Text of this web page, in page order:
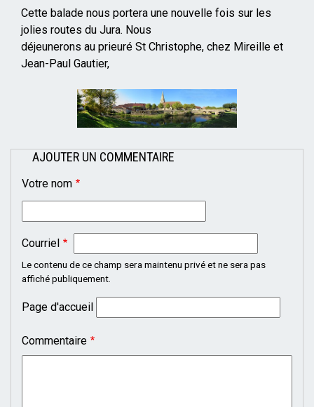
Mise
en
page
Cette balade nous portera une nouvelle fois sur les
jolies routes du Jura. Nous
déjeunerons au prieuré St Christophe, chez Mireille et
Jean-Paul Gautier,
AJOUTER UN COMMENTAIRE
Votre nom
Courriel
Le contenu de ce champ sera maintenu privé et ne sera pas
affiché publiquement.
Page d'accueil
Commentaire